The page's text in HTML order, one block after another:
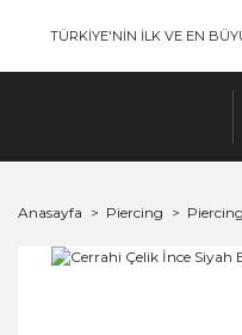
TÜRKİYE'NİN İLK VE EN
Anasayfa Piercing